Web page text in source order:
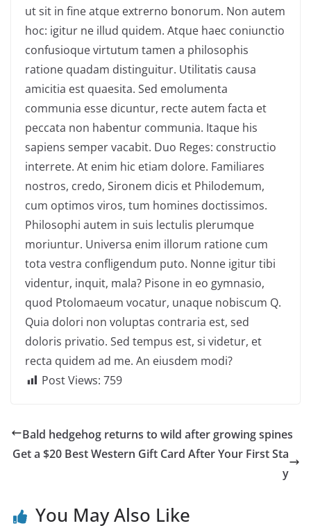
ut sit in fine atque extrerno bonorum. Non autem
hoc: igitur ne illud quidem. Atque haec coniunctio
confusioque virtutum tamen a philosophis
ratione quadam distinguitur. Utilitatis causa
amicitia est quaesita. Sed emolumenta
communia esse dicuntur, recte autem facta et
peccata non habentur communia. Itaque his
sapiens semper vacabit. Duo Reges: constructio
interrete. At enim hic etiam dolore. Familiares
nostros, credo, Sironem dicis et Philodemum,
cum optimos viros, tum homines doctissimos.
Philosophi autem in suis lectulis plerumque
moriuntur. Universa enim illorum ratione cum
tota vestra confligendum puto. Nonne igitur tibi
videntur, inquit, mala? Pisone in eo gymnasio,
quod Ptolomaeum vocatur, unaque nobiscum Q.
Quia dolori non voluptas contraria est, sed
doloris privatio. Sed tempus est, si videtur, et
recta quidem ad me. An eiusdem modi?
Post Views: 759
Bald hedgehog returns to wild after growing spines
Get a $20 Best Western Gift Card After Your First Sta
y
You May Also Like